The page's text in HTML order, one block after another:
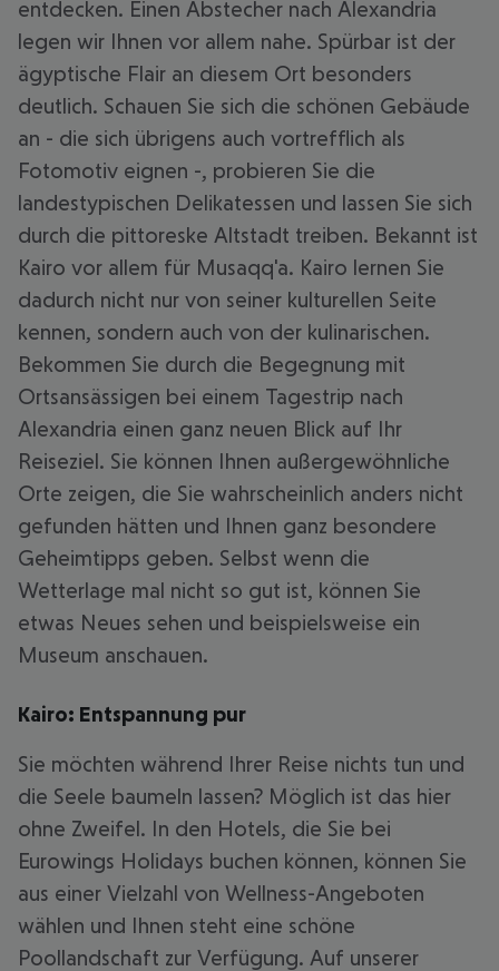
entdecken. Einen Abstecher nach Alexandria
legen wir Ihnen vor allem nahe. Spürbar ist der
ägyptische Flair an diesem Ort besonders
deutlich. Schauen Sie sich die schönen Gebäude
an - die sich übrigens auch vortrefflich als
Fotomotiv eignen -, probieren Sie die
landestypischen Delikatessen und lassen Sie sich
durch die pittoreske Altstadt treiben. Bekannt ist
Kairo vor allem für Musaqq'a. Kairo lernen Sie
dadurch nicht nur von seiner kulturellen Seite
kennen, sondern auch von der kulinarischen.
Bekommen Sie durch die Begegnung mit
Ortsansässigen bei einem Tagestrip nach
Alexandria einen ganz neuen Blick auf Ihr
Reiseziel. Sie können Ihnen außergewöhnliche
Orte zeigen, die Sie wahrscheinlich anders nicht
gefunden hätten und Ihnen ganz besondere
Geheimtipps geben. Selbst wenn die
Wetterlage mal nicht so gut ist, können Sie
etwas Neues sehen und beispielsweise ein
Museum anschauen.
Kairo: Entspannung pur
Sie möchten während Ihrer Reise nichts tun und
die Seele baumeln lassen? Möglich ist das hier
ohne Zweifel. In den Hotels, die Sie bei
Eurowings Holidays buchen können, können Sie
aus einer Vielzahl von Wellness-Angeboten
wählen und Ihnen steht eine schöne
Poollandschaft zur Verfügung. Auf unserer